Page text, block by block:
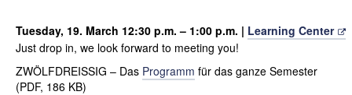
Tuesday, 19. March 12:30 p.m. – 1:00 p.m. | Learning Center
Just drop in, we look forward to meeting you!
ZWÖLFDREISSIG – Das Programm für das ganze Semester
(PDF, 186 KB)